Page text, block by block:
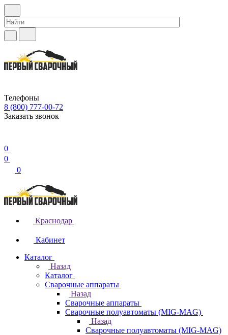
Телефоны
8 (800) 777-00-72
Заказать звонок
0
0
0
Краснодар
Кабинет
Каталог
Назад
Каталог
Сварочные аппараты
Назад
Сварочные аппараты
Сварочные полуавтоматы (MIG-MAG)
Назад
Сварочные полуавтоматы (MIG-MAG)